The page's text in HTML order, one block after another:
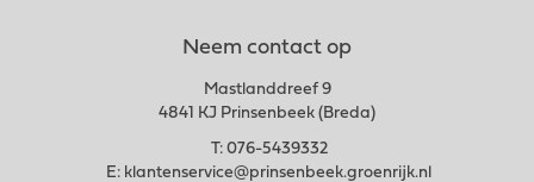
Neem contact op
Mastlanddreef 9
4841 KJ Prinsenbeek (Breda)
T: 076-5439332
E: klantenservice@prinsenbeek.groenrijk.nl